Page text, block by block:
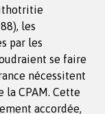
les
par les
se faire
nécessitent
la CPAM. Cette
accordée,